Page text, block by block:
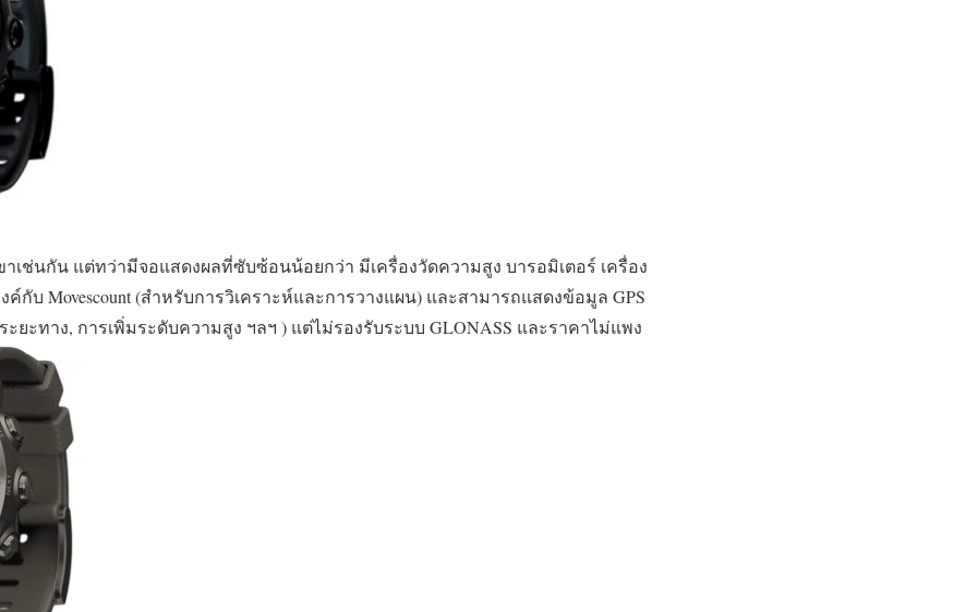
เช่นกัน แต่ทว่ามีจอแสดงผลที่ซับซ้อนน้อยกว่า มีเครื่องวัดความสูง บารอมิเตอร์ เครื่อง
บ Movescount (สำหรับการวิเคราะห์และการวางแผน) และสามารถแสดงข้อมูล GPS
ะยะทาง, การเพิ่มระดับความสูง ฯลฯ ) แต่ไม่รองรับระบบ GLONASS และราคาไม่แพง